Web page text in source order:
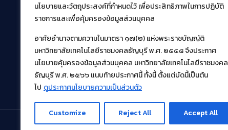
นโยบายและวัตถุประสงค์ที่กำหนดไว้ เพื่อประสิทธิภาพในการปฏิบัติ
ราชการและเพื่อคุ้มครองข้อมูลส่วนบุคคล
อาศัยอำนาจตามความในมาตรา ๑๗(๒) แห่งพระราชบัญญัติ
มหาวิทยาลัยเทคโนโลยีราชมงคลธัญบุรี พ.ศ. ๒๕๔๘ จึงประกาศ
นโยบายคุ้มครองข้อมูลส่วนบุคคล มหาวิทยาลัยเทคโนโลยีราชมงคล
ธัญบุรี พ.ศ. ๒๕๖๖ แนบท้ายประกาศนี้ ทั้งนี้ ตั้งแต่บัดนี้เป็นต้น
ไป ดูประกาศนโยบายความเป็นส่วนตัว
Customize Reject All Accept All